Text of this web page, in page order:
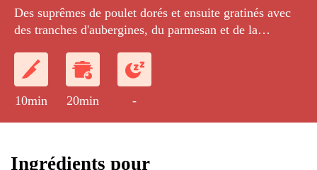
Des suprêmes de poulet dorés et ensuite gratinés avec
des tranches d'aubergines, du parmesan et de la
10min 20min -
Ingrédients pour